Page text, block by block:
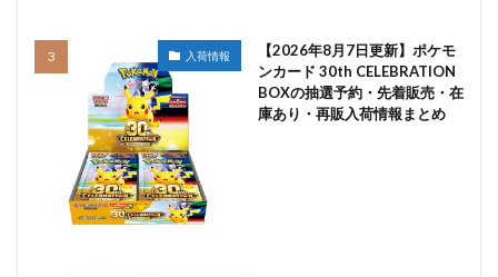
入荷情報
【2026年8月7日更新】ポケモ
ンカード 30th CELEBRATION
BOXの抽選予約・先着販売・在
庫あり・再販入荷情報まとめ